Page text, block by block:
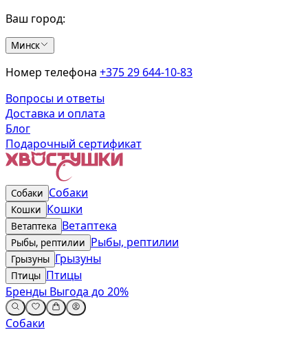
Ваш город:
Минск
Номер телефона +375 29 644-10-83
Вопросы и ответы
Доставка и оплата
Блог
Подарочный сертификат
Собаки Собаки
Кошки Кошки
Ветаптека Ветаптека
Рыбы, рептилии Рыбы, рептилии
Грызуны Грызуны
Птицы Птицы
Бренды Выгода до 20%
Собаки